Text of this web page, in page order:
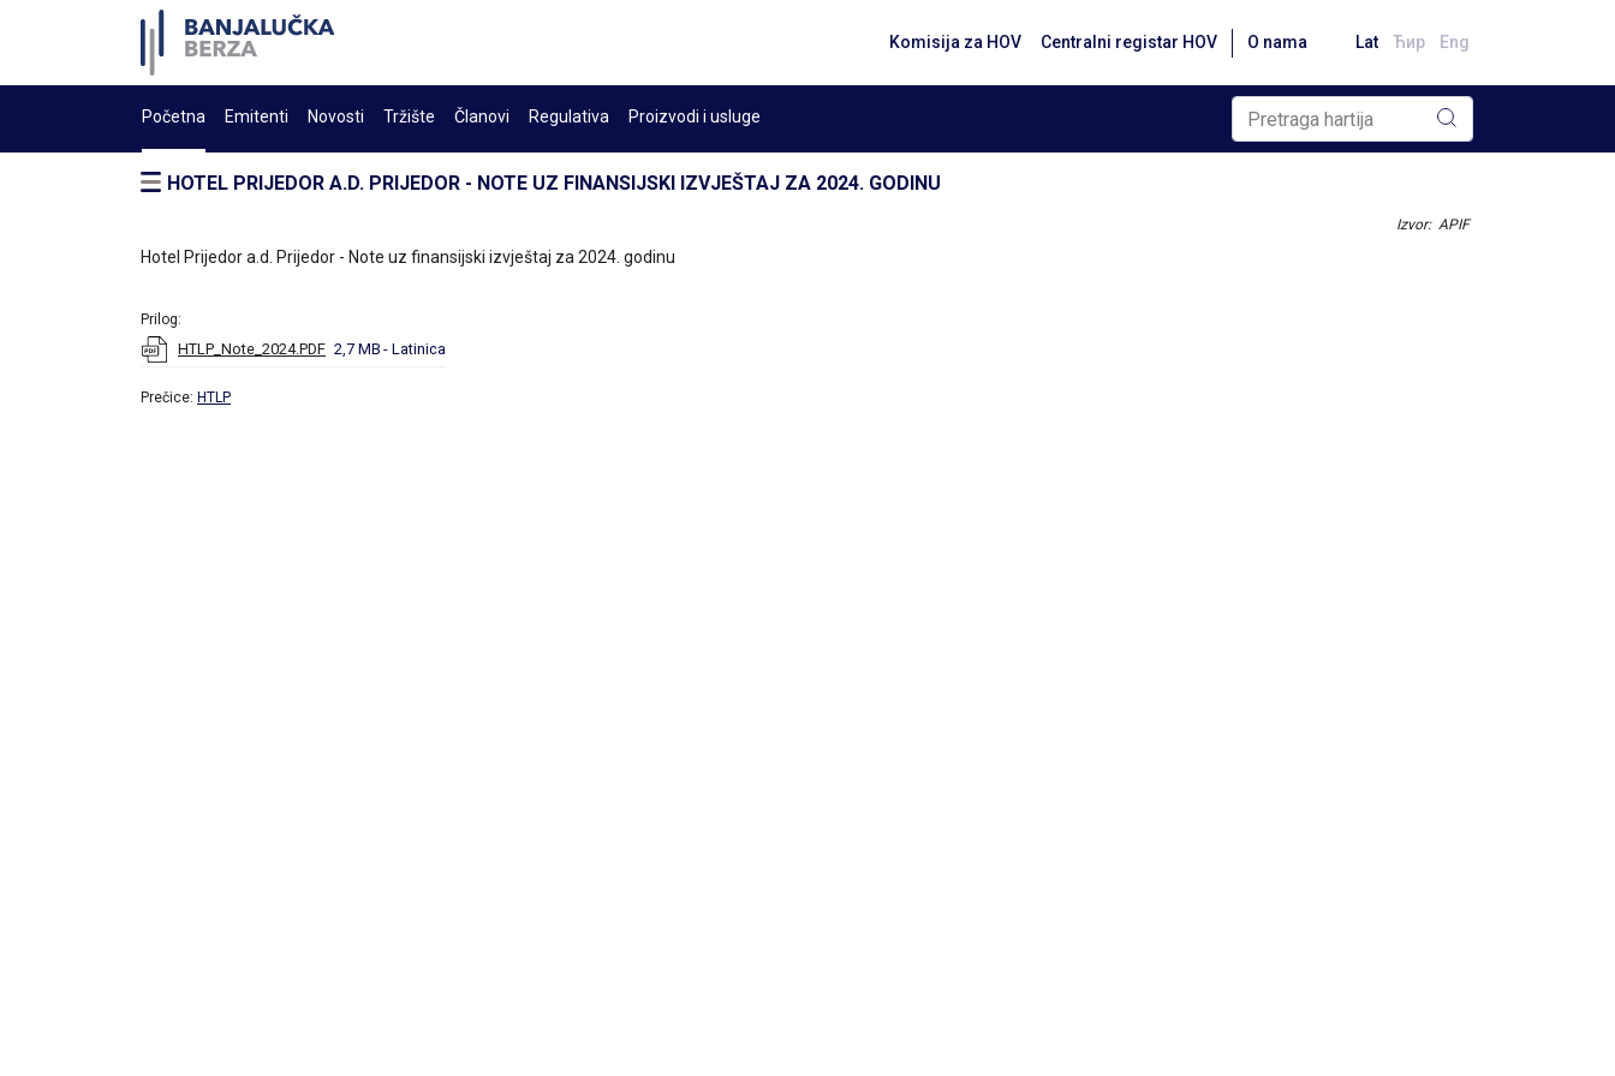
Komisija za HOV Centralni registar HOV O nama Lat Ћир Eng
Početna Emitenti Novosti Tržište Članovi Regulativa Proizvodi i usluge
HOTEL PRIJEDOR A.D. PRIJEDOR - NOTE UZ FINANSIJSKI IZVJEŠTAJ ZA 2024. GODINU
Izvor: APIF
Hotel Prijedor a.d. Prijedor - Note uz finansijski izvještaj za 2024. godinu
Prilog:
HTLP_Note_2024.PDF 2,7 MB - Latinica
Prečice: HTLP